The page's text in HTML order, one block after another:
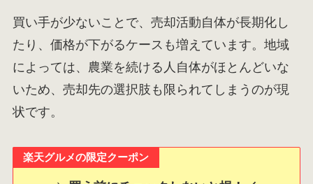
買い手が少ないことで、売却活動自体が長期化し
たり、価格が下がるケースも増えています。地域
によっては、農業を続ける人自体がほとんどいな
いため、売却先の選択肢も限られてしまうのが現
状です。
楽天グルメの限定クーポン